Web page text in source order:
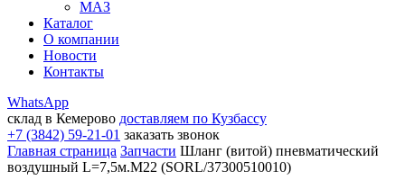
МАЗ
Каталог
О компании
Новости
Контакты
WhatsApp
склад в Кемерово доставляем по Кузбассу
+7 (3842) 59-21-01 заказать звонок
Главная страница Запчасти Шланг (витой) пневматический
воздушный L=7,5м.М22 (SORL/37300510010)